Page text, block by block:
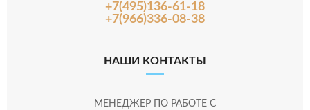
+7(495)136-61-18
+7(966)336-08-38
НАШИ КОНТАКТЫ
МЕНЕДЖЕР ПО РАБОТЕ С